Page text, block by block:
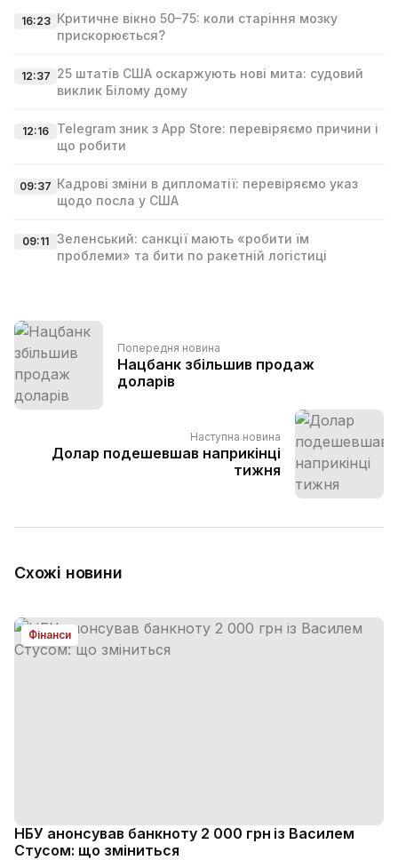
16:23 Критичне вікно 50–75: коли старіння мозку
прискорюється?
12:37 25 штатів США оскаржують нові мита: судовий
виклик Білому дому
12:16
Telegram зник з App Store: перевіряємо причини і
що робити
09:37 Кадрові зміни в дипломатії: перевіряємо указ
щодо посла у США
09:11 Зеленський: санкції мають «робити їм
проблеми» та бити по ракетній логістиці
Попередня новина
Нацбанк збільшив продаж
доларів
Наступна новина
Долар подешевшав наприкінці
тижня
Схожі новини
Фінанси
НБУ анонсував банкноту 2 000 грн із Василем
Стусом: що зміниться